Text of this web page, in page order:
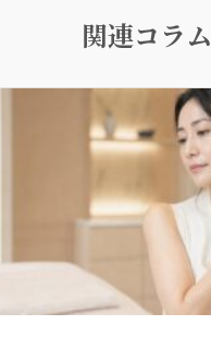
関連コラム